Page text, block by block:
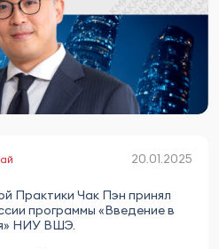
20.01.2025
Практики Чак Пэн принял
программы «Введение в
НИУ ВШЭ.